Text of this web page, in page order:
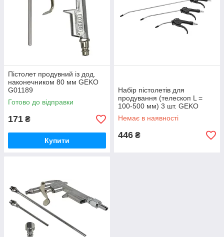
Пістолет продувний із дод.
наконечником 80 мм GEKO
G01189
Готово до відправки
171 ₴
Купити
Набір пістолетів для
продування (телескоп L =
100-500 мм) 3 шт. GEKO
G03127
Немає в наявності
446 ₴